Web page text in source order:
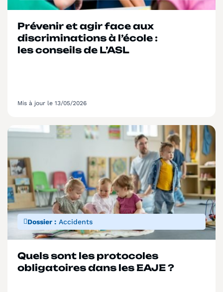
Prévenir et agir face aux
discriminations à l’école :
les conseils de L’ASL
Mis à jour le 13/05/2026
Dossier : Accidents
Quels sont les protocoles
obligatoires dans les EAJE ?